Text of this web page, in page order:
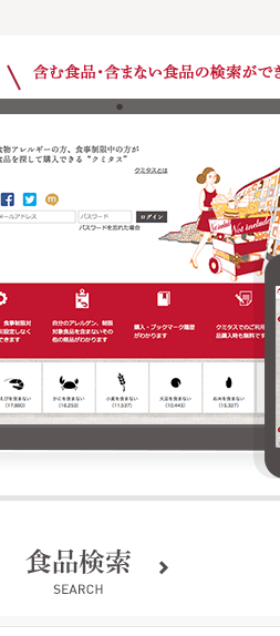
購入・ブックマーク履歴がわかります